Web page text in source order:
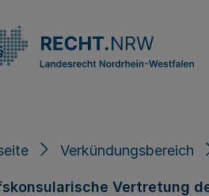
Verkündungsbereich
Vertretung